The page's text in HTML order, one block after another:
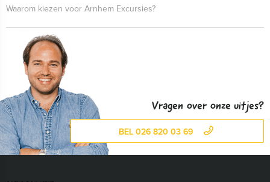
Waarom kiezen voor Arnhem Excursies?
Vragen over onze uitjes?
BEL 026 820 03 69